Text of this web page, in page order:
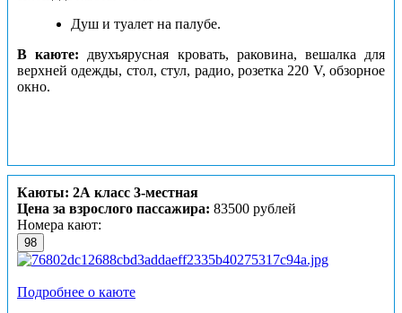
Душ и туалет на палубе.
В каюте: двухъярусная кровать, раковина, вешалка для
верхней одежды, стол, стул, радио, розетка 220 V, обзорное
окно.
Каюты: 2А класс 3-местная
Цена за взрослого пассажира: 83500 рублей
Номера кают:
98
Подробнее о каюте